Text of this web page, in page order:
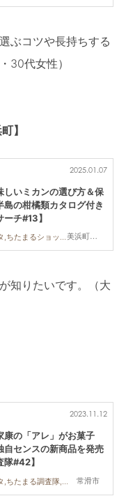
ぶコツや長持ちする
30代女性）
】
美浜町,南知多町
2025.01.07
しいミカンの選び方＆保
島の柑橘類カタログ付き
ーチ#13】
まちネタ,季節ネタ,ちたまるショッピング,気になるリサーチ
知りたいです。（大
常滑市
2023.11.12
康の「アレ」がお菓子
自センスの新商品を発売
隊#42】
スイーツ,まちネタ,ちたまる調査隊,連載,気になるリサーチ